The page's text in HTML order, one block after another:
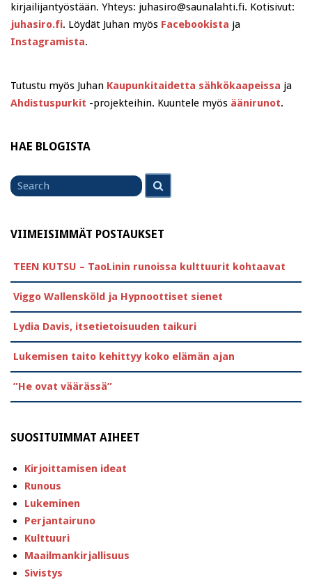
kirjailijantyöstään. Yhteys: juhasiro@saunalahti.fi. Kotisivut:
juhasiro.fi. Löydät Juhan myös Facebookista ja
Instagramista.
Tutustu myös Juhan Kaupunkitaidetta sähkökaapeissa ja
Ahdistuspurkit -projekteihin. Kuuntele myös äänirunot.
HAE BLOGISTA
Search
for
VIIMEISIMMÄT POSTAUKSET
TEEN KUTSU – TaoLinin runoissa kulttuurit kohtaavat
Viggo Wallensköld ja Hypnoottiset sienet
Lydia Davis, itsetietoisuuden taikuri
Lukemisen taito kehittyy koko elämän ajan
”He ovat väärässä”
SUOSITUIMMAT AIHEET
Kirjoittamisen ideat
Runous
Lukeminen
Perjantairuno
Kulttuuri
Maailmankirjallisuus
Sivistys